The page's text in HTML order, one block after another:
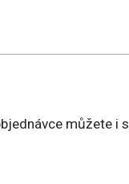
můžete i